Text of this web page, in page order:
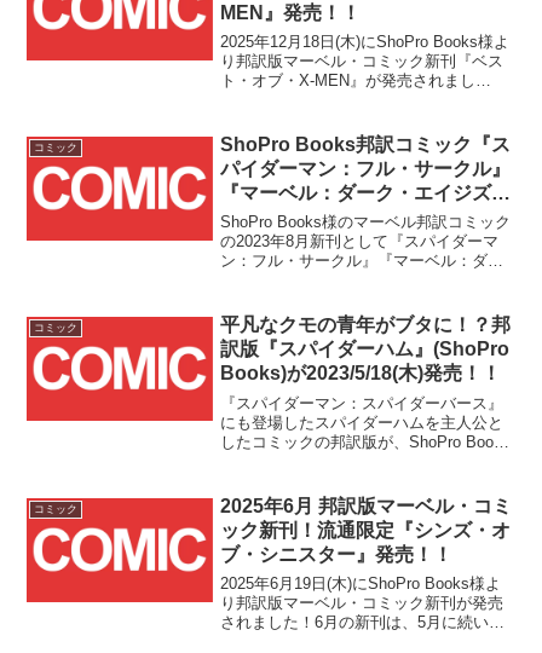
MEN』発売！！
2025年12月18日(木)にShoPro Books様よ
り邦訳版マーベル・コミック新刊『ベス
ト・オブ・X-MEN』が発売されまし
ベスト盤となっています！！■...
コミック
ShoPro Books邦訳コミック『ス
パイダーマン：フル・サークル』
『マーベル：ダーク・エイジズ』
『デアデビル：ノウ・フィアー』
の3冊が2023/8/24(木)同時発
売！！
ShoPro Books様のマーベル邦訳コミック
の2023年8月新刊として『スパイダーマ
ン：フル・サークル』『マーベル：ダー
となりました！！
コミック
平凡なクモの青年がブタに！？邦
訳版『スパイダーハム』(ShoPro
Books)が2023/5/18(木)発売！！
『スパイダーマン：スパイダーバース』
にも登場したスパイダーハムを主人公と
したコミックの邦訳版が、ShoPro Books
コミック
2025年6月 邦訳版マーベル・コミ
ック新刊！流通限定『シンズ・オ
ブ・シニスター』発売！！
2025年6月19日(木)にShoPro Books様よ
り邦訳版マーベル・コミック新刊が発売
されました！6月の新刊は、5月に続いて